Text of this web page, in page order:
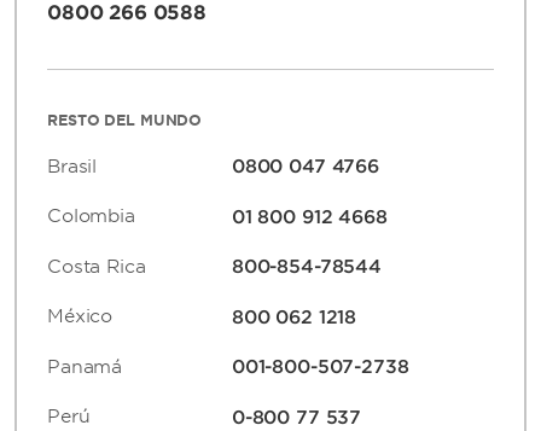
0800 266 0588
RESTO DEL MUNDO
Brasil 0800 047 4766
Colombia 01 800 912 4668
Costa Rica 800-854-78544
México 800 062 1218
Panamá 001-800-507-2738
Perú 0-800 77 537